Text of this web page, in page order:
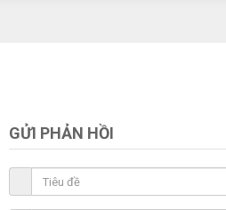
GỬI PHẢN HỒI